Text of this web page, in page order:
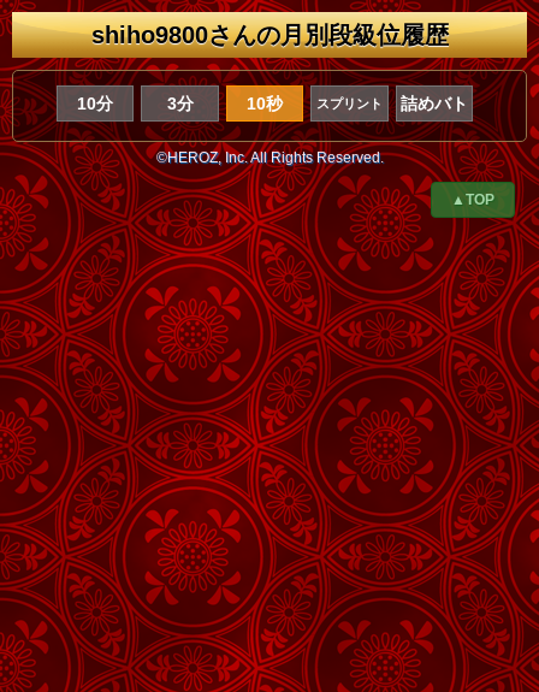
shiho9800さんの月別段級位履歴
10分 3分 10秒 スプリント 詰めバト
©HEROZ, Inc. All Rights Reserved.
▲TOP